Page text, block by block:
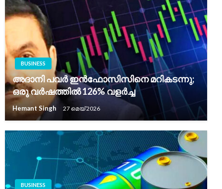
BUSINESS
അദാനി പവർ ഇൻഫോസിസിനെ മറികടന്നു;
ഒരു വർഷത്തിൽ 126% വളർച്ച
Hemant Singh 27 മെയ്‌ 2026
BUSINESS